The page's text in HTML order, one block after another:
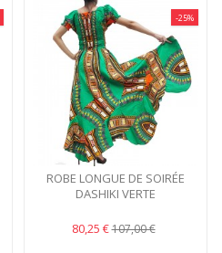
-25%
ROBE LONGUE DE SOIRÉE
DASHIKI VERTE
80,25 €107,00 €